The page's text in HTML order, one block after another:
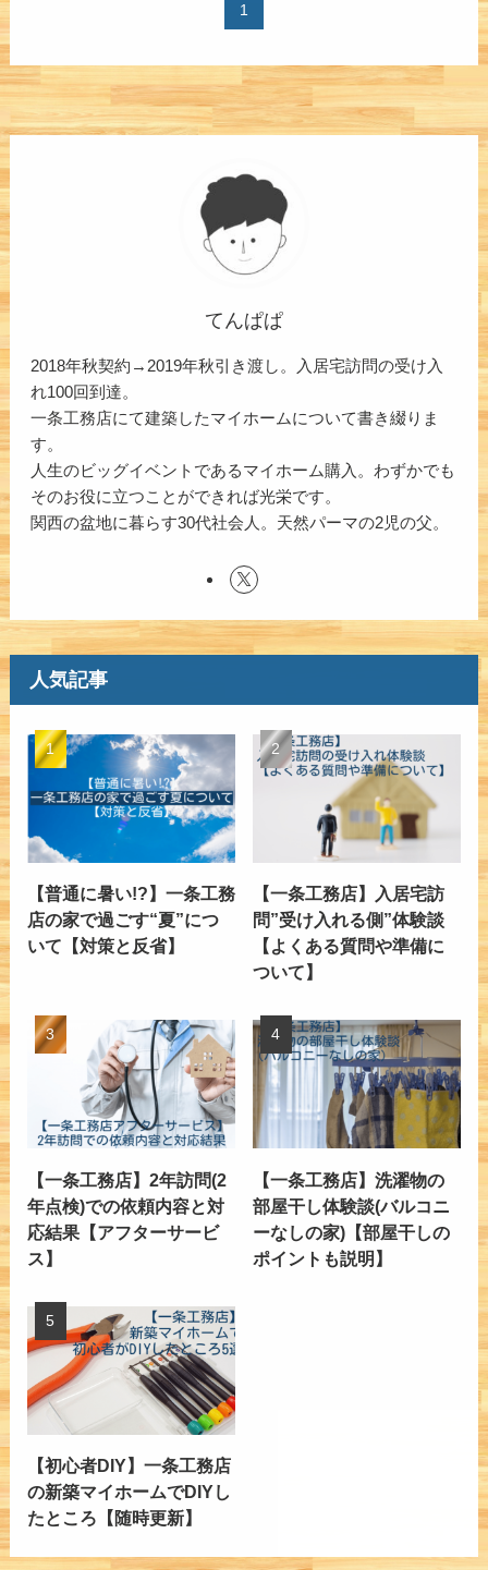
1
てんぱぱ
2018年秋契約→2019年秋引き渡し。入居宅訪問の受け入
れ100回到達。
一条工務店にて建築したマイホームについて書き綴りま
す。
人生のビッグイベントであるマイホーム購入。わずかでも
そのお役に立つことができれば光栄です。
関西の盆地に暮らす30代社会人。天然パーマの2児の父。
人気記事
【普通に暑い!?】一条工務
店の家で過ごす“夏”につ
いて【対策と反省】
【一条工務店】入居宅訪
問”受け入れる側”体験談
【よくある質問や準備に
ついて】
【一条工務店】2年訪問(2
年点検)での依頼内容と対
応結果【アフターサービ
ス】
【一条工務店】洗濯物の
部屋干し体験談(バルコニ
ーなしの家)【部屋干しの
ポイントも説明】
【初心者DIY】一条工務店
の新築マイホームでDIYし
たところ【随時更新】